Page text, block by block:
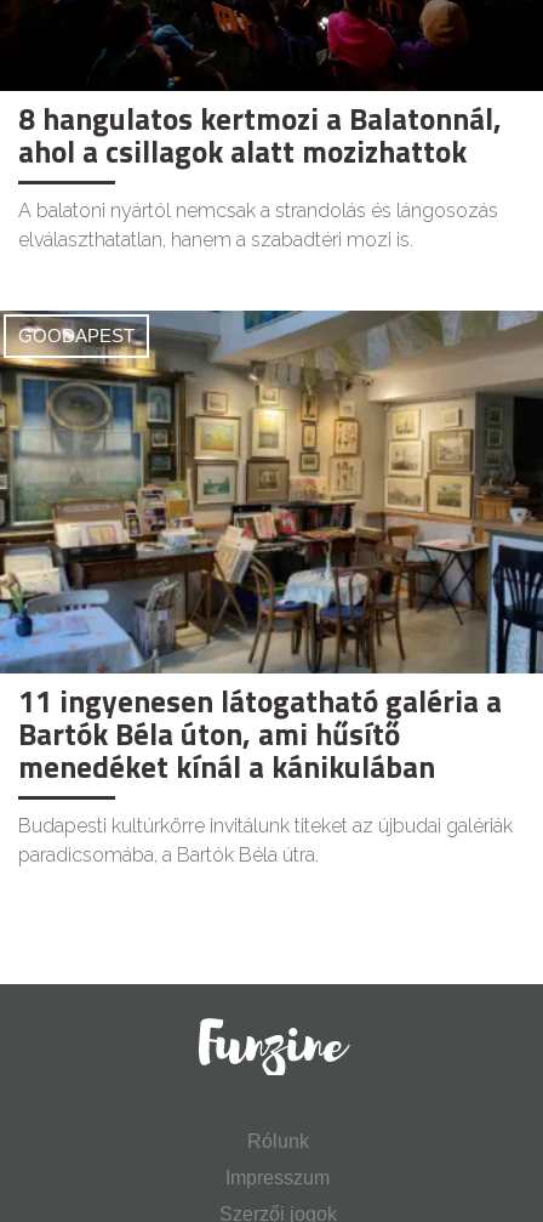
8 hangulatos kertmozi a Balatonnál,
ahol a csillagok alatt mozizhattok
A balatoni nyártól nemcsak a strandolás és lángosozás
elválaszthatatlan, hanem a szabadtéri mozi is.
GOODAPEST
11 ingyenesen látogatható galéria a
Bartók Béla úton, ami hűsítő
menedéket kínál a kánikulában
Budapesti kultúrkörre invitálunk titeket az újbudai galériák
paradicsomába, a Bartók Béla útra.
Rólunk
Impresszum
Szerzői jogok